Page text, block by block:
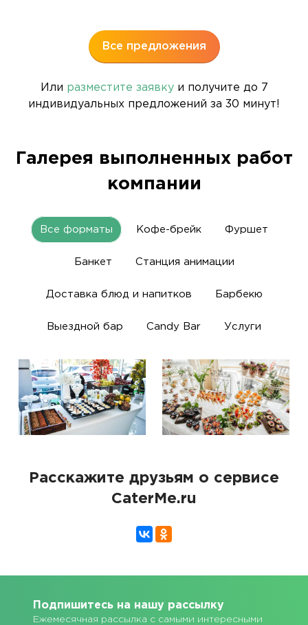
Все предложения
Или разместите заявкуи получите до 7
индивидуальных предложений за 30 минут!
Галерея выполненных работ
компании
Все форматы Кофе-брейк Фуршет
Банкет Станция анимации
Доставка блюд и напитков Барбекю
Выездной бар Candy Bar Услуги
Расскажите друзьям о сервисе
CaterMe.ru
Подпишитесь на нашу рассылку
Ежемесячная рассылка с самыми интересными